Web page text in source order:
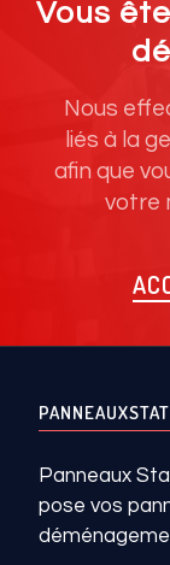
Vous
Nous
liés à la
afin que
votre
Panneaux
pose vos